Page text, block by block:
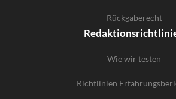
Rückgaberecht
Wie wir testen
Richtlinien